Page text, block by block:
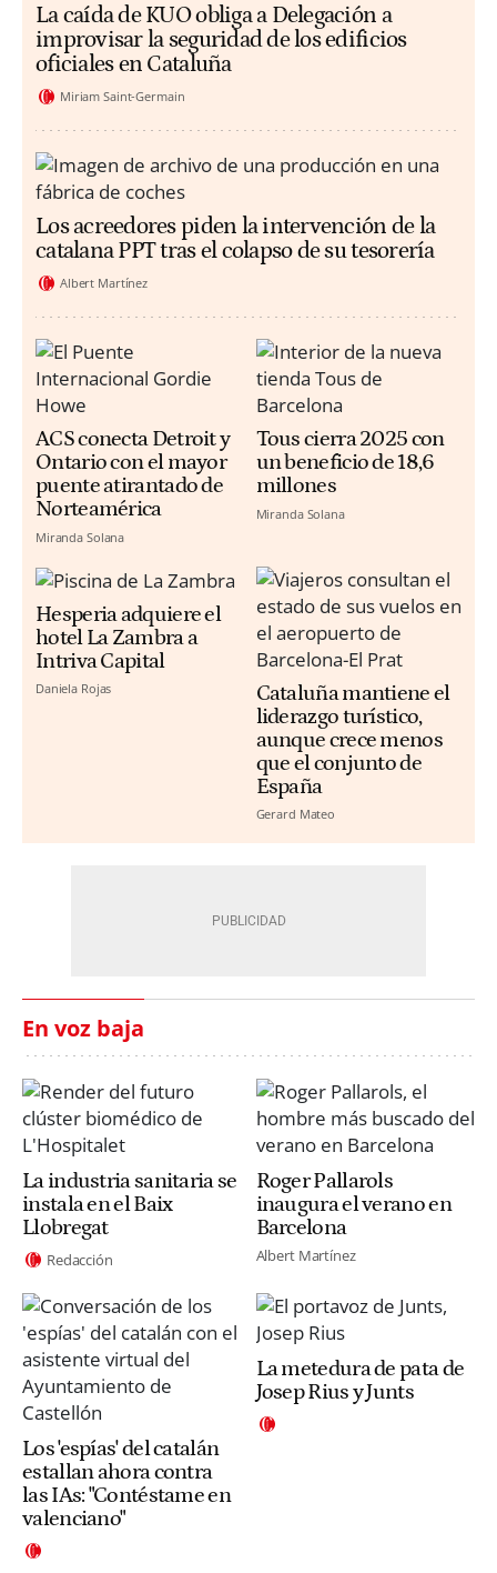
La caída de KUO obliga a Delegación a
improvisar la seguridad de los edificios
oficiales en Cataluña
Miriam Saint-Germain
Los acreedores piden la intervención de la
catalana PPT tras el colapso de su tesorería
Albert Martínez
ACS conecta Detroit y
Ontario con el mayor
puente atirantado de
Norteamérica
Miranda Solana
Tous cierra 2025 con
un beneficio de 18,6
millones
Miranda Solana
Hesperia adquiere el
hotel La Zambra a
Intriva Capital
Daniela Rojas
Cataluña mantiene el
liderazgo turístico,
aunque crece menos
que el conjunto de
España
Gerard Mateo
En voz baja
La industria sanitaria se
instala en el Baix
Llobregat
Redacción
Roger Pallarols
inaugura el verano en
Barcelona
Albert Martínez
Los 'espías' del catalán
estallan ahora contra
las IAs: "Contéstame en
valenciano"
La metedura de pata de
Josep Rius y Junts